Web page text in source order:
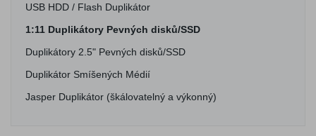
USB HDD / Flash Duplikátor
1:11 Duplikátory Pevných disků/SSD
Duplikátory 2.5" Pevných disků/SSD
Duplikátor Smíšených Médií
Jasper Duplikátor (škálovatelný a výkonný)